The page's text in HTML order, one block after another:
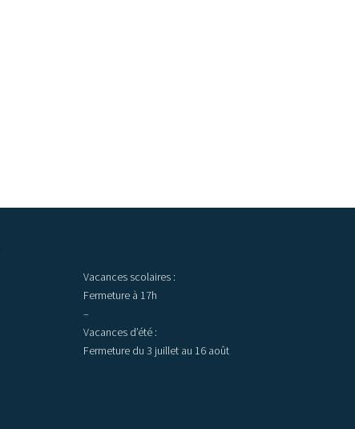
Vacances scolaires :
Fermeture à 17h
–
Vacances d’été :
Fermeture du 3 juillet au 16 août